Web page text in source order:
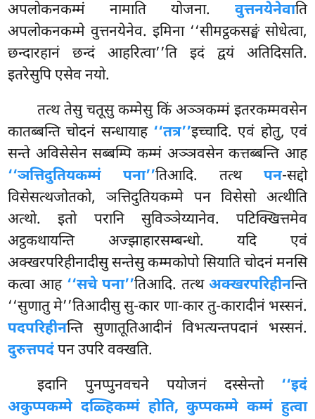
अपलोकनकम्मं नामाति योजना. वुत्तनयेनेवाति
अपलोकनकम्मे वुत्तनयेनेव. इमिना ‘‘सीमट्ठकसङ्घं सोधेत्वा,
छन्दारहानं छन्दं आहरित्वा’’ति इदं द्वयं अतिदिसति.
इतरेसुपि एसेव नयो.
तत्थतेसु चतूसु कम्मेसु किं अञ्ञकम्मं इतरकम्मवसेन
कातब्बन्ति चोदनं सन्धायाह ‘‘तत्र’’इच्चादि. एवं होतु, एवं
सन्ते अविसेसेन सब्बम्पि कम्मं अञ्ञवसेन कत्तब्बन्ति आह
‘‘ञत्तिदुतियकम्मं पना’’तिआदि. तत्थ पन-सद्दो
विसेसत्थजोतको, ञत्तिदुतियकम्मे पन विसेसो अत्थीति
अत्थो. इतो परानि सुविञ्ञेय्यानेव. पटिक्खित्तमेव
अट्ठकथायन्ति अज्झाहारसम्बन्धो. यदि एवं
अक्खरपरिहीनादीसु सन्तेसु कम्मकोपो सियाति चोदनं मनसि
कत्वा आह ‘‘सचे पना’’तिआदि. तत्थ अक्खरपरिहीनन्ति
‘‘सुणातु मे’’तिआदीसु सु-कार णा-कार तु-कारादीनं भस्सनं.
पदपरिहीनन्ति सुणातूतिआदीनं विभत्यन्तपदानं भस्सनं.
दुरुत्तपदंपन उपरि वक्खति.
इदानि पुनप्पुनवचने पयोजनं दस्सेन्तो ‘‘इदं
अकुप्पकम्मे दळ्हिकम्मं होति, कुप्पकम्मे कम्मं हुत्वा